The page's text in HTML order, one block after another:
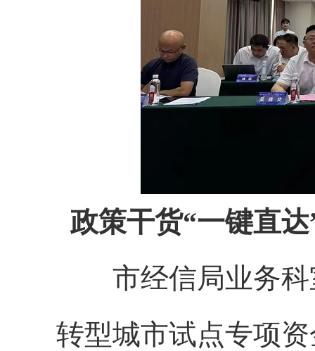
政策干货“一键直达
市经信局业务
转型城市试点专项